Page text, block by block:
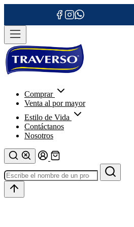
Comprar
Venta al por mayor
Estilo de Vida
Contáctanos
Nosotros